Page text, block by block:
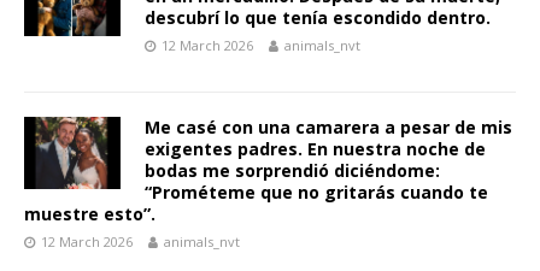
descubrí lo que tenía escondido dentro.
12 March 2026 animals_nvt
Me casé con una camarera a pesar de mis
exigentes padres. En nuestra noche de
bodas me sorprendió diciéndome:
“Prométeme que no gritarás cuando te
muestre esto”.
12 March 2026 animals_nvt